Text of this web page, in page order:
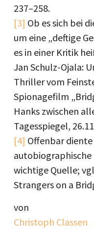
237–258.
[3] Ob es sich bei
um eine „deftige
es in einer Kritik
Jan Schulz-Ojala:
Thriller vom
Spionagefilm
Hanks zwischen
Tagesspiegel,
[4] Offenbar
autobiographische
wichtige Quelle;
Strangers on a
von
Christoph Classen